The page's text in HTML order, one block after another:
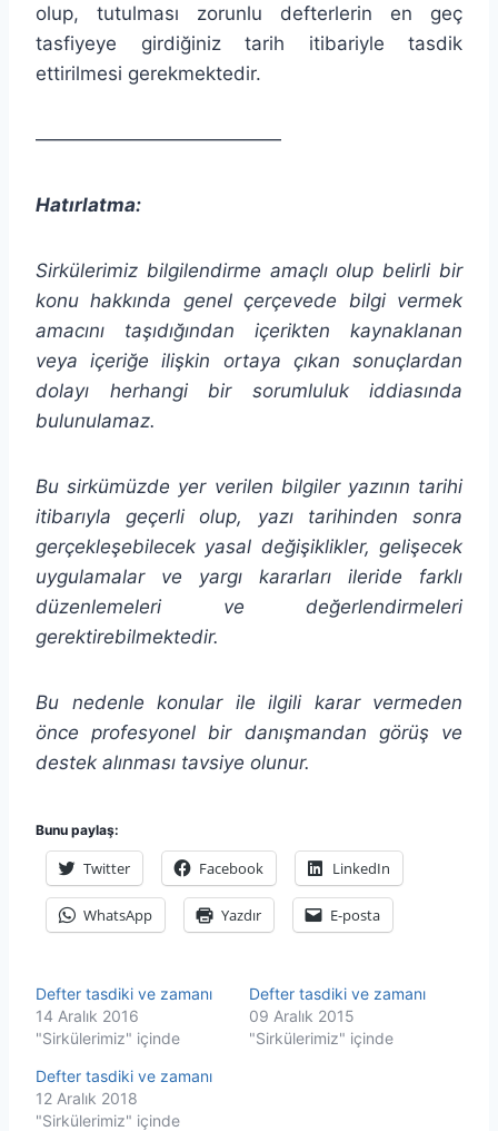
olup, tutulması zorunlu defterlerin en geç
tasfiyeye girdiğiniz tarih itibariyle tasdik
ettirilmesi gerekmektedir.
—————————————
Hatırlatma:
Sirkülerimiz bilgilendirme amaçlı olup belirli bir
konu hakkında genel çerçevede bilgi vermek
amacını taşıdığından içerikten
kaynaklanan
veya içeriğe ilişkin ortaya çıkan sonuçlardan
dolayı herhangi bir sorumluluk iddiasında
bulunulamaz.
Bu sirkümüzde yer verilen bilgiler yazının tarihi
itibarıyla geçerli olup, yazı tarihinden sonra
gerçekleşebilecek yasal değişiklikler, gelişecek
uygulamalar ve yargı kararları ileride farklı
düzenlemeleri ve değerlendirmeleri
gerektirebilmektedir.
Bu nedenle konular ile ilgili karar vermeden
önce profesyonel bir danışmandan görüş ve
destek alınması tavsiye olunur.
Bunu paylaş:
Twitter Facebook LinkedIn
WhatsApp Yazdır E-posta
Defter tasdiki ve zamanı
14 Aralık 2016
"Sirkülerimiz" içinde
Defter tasdiki ve zamanı
09 Aralık 2015
"Sirkülerimiz" içinde
Defter tasdiki ve zamanı
12 Aralık 2018
"Sirkülerimiz" içinde